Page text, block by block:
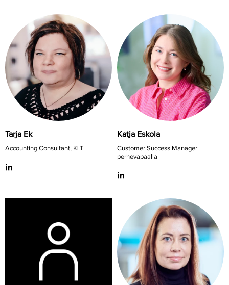
Tarja Ek
Accounting Consultant, KLT
Katja Eskola
Customer Success Manager
perhevapaalla